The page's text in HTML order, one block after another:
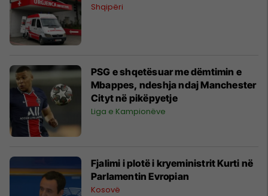
Shqipëri
PSG e shqetësuar me dëmtimin e
Mbappes, ndeshja ndaj Manchester
Cityt në pikëpyetje
Liga e Kampionëve
Fjalimi i plotë i kryeministrit Kurti në
Parlamentin Evropian
Kosovë